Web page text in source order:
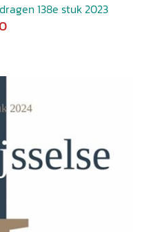
138e stuk 2023